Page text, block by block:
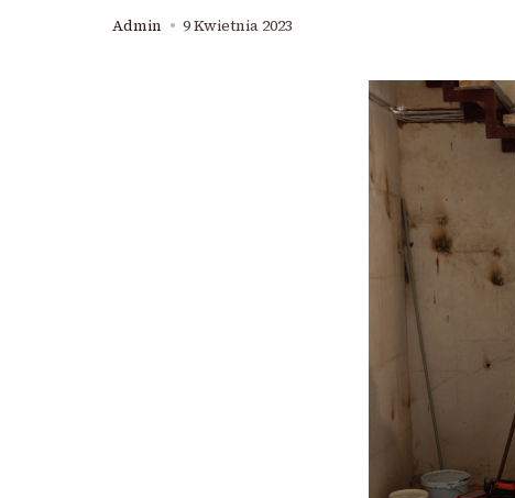
Admin 9 Kwietnia 2023